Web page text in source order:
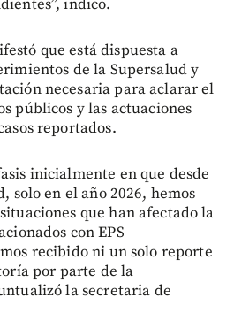
indicó.
que está dispuesta a
de la Supersalud y
necesaria para aclarar el
públicos y las actuaciones
reportados.
inicialmente en que desde
solo en el año 2026, hemos
que han afectado la
con EPS
recibido ni un solo reporte
por parte de la
la secretaria de